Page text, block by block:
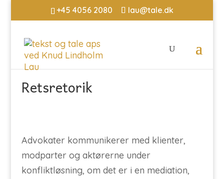
+45 4056 2080 lau@tale.dk
Retsretorik
Advokater kommunikerer med klienter,
modparter og aktørerne under
konfliktløsning, om det er i en mediation,